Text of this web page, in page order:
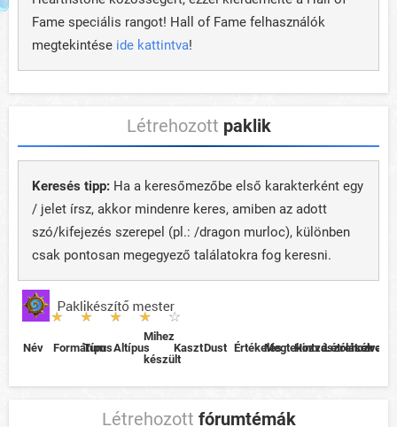
Fame speciális rangot! Hall of Fame felhasználók
megtekintése ide kattintva!
Létrehozott paklik
Keresés tipp: Ha a keresőmezőbe első karakterként egy
/ jelet írsz, akkor mindenre keres, amiben az adott
szó/kifejezés szerepel (pl.: /dragon murloc), különben
csak pontosan megegyező találatokra fog keresni.
Név Formátum
TípusAltípus
Mihez
készült
KasztDust ÉrtékelésMegtekintveHozzászólások
Létrehozva
Létrehozott fórumtémák